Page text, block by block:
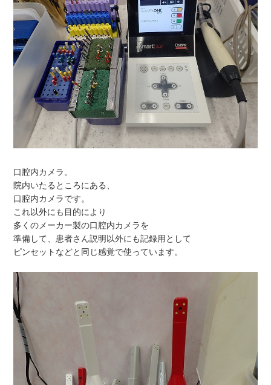
口腔内カメラ。
院内いたるところにある、
口腔内カメラです。
これ以外にも目的により
多くのメーカー製の口腔内カメラを
準備して、患者さん説明以外にも記録用として
ピンセットなどと同じ感覚で使っています。